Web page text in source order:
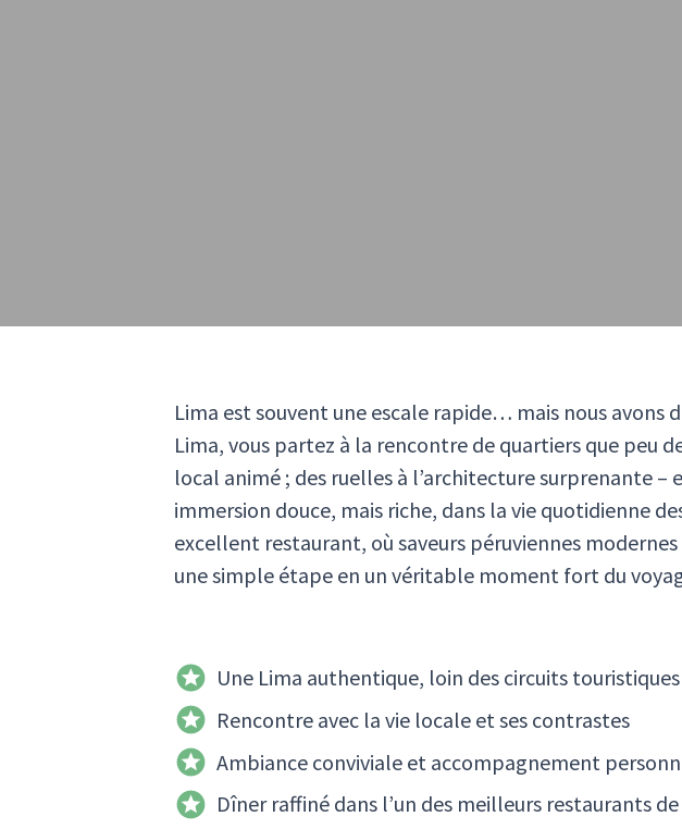
Lima est souvent une escale rapide… mais nous avons
Lima, vous partez à la rencontre de quartiers que peu
local animé ; des ruelles à l’architecture surprenante –
immersion douce, mais riche, dans la vie quotidienne
excellent restaurant, où saveurs péruviennes
une simple étape en un véritable moment fort du
Une Lima authentique, loin des circuits touristiques
Rencontre avec la vie locale et ses contrastes
Ambiance conviviale et accompagnement
Dîner raffiné dans l’un des meilleurs restaurants